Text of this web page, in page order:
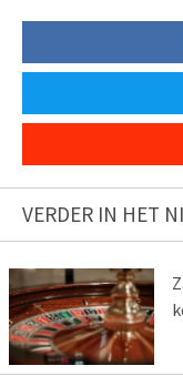
VERDER IN HET